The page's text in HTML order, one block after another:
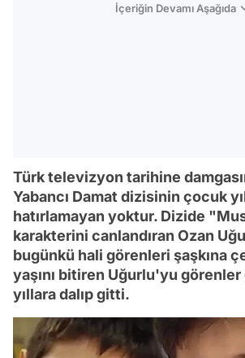
İçeriğin Devamı Aşağıda
Türk televizyon tarihine
Yabancı Damat dizisinin çocuk
hatırlamayan yoktur. Dizide
karakterini canlandıran Ozan
bugünkü hali görenleri şaşkına
yaşını bitiren Uğurlu'yu
yıllara dalıp gitti.